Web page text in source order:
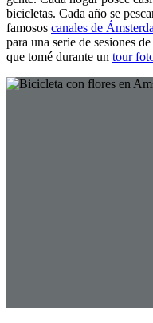
bicicletas. Cada año se
famosos canales de
para una serie de sesiones
que tomé durante un tour